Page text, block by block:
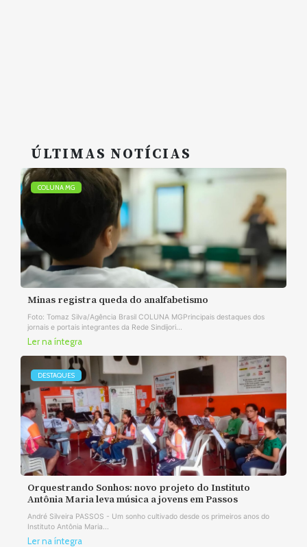
ÚLTIMAS NOTÍCIAS
COLUNA MG
Minas registra queda do analfabetismo
Foto: Tomaz Silva/Agência Brasil COLUNA MGPrincipais destaques dos
jornais e portais integrantes da Rede Sindijori...
Ler na íntegra
DESTAQUES
Orquestrando Sonhos: novo projeto do Instituto
Antônia Maria leva música a jovens em Passos
André Silveira PASSOS - Um sonho cultivado desde os primeiros anos do
Instituto Antônia Maria...
Ler na íntegra